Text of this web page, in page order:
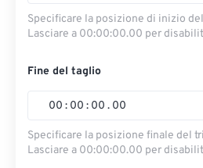
Specificare la posizione di inizio del
Lasciare a 00:00:00.00 per
Fine del taglio
00 : 00 : 00 . 00
Specificare la posizione finale del
Lasciare a 00:00:00.00 per